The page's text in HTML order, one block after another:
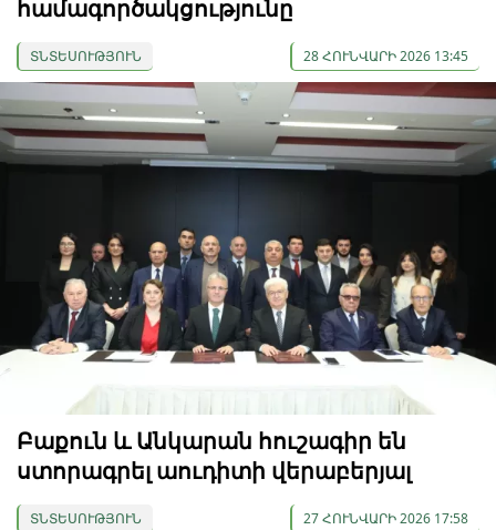
համագործակցությունը
ՏՆՏԵՍՈՒԹՅՈՒՆ 28 ՀՈՒՆՎԱՐԻ 2026 13:45
Բաքուն և Անկարան հուշագիր են
ստորագրել աուդիտի վերաբերյալ
ՏՆՏԵՍՈՒԹՅՈՒՆ 27 ՀՈՒՆՎԱՐԻ 2026 17:58